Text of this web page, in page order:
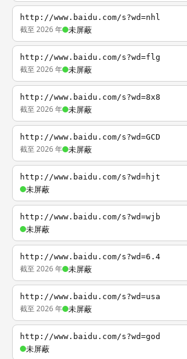
http://www.baidu.com/s?wd=nhl
截至 2026 年 未屏蔽
http://www.baidu.com/s?wd=flg
截至 2026 年 未屏蔽
http://www.baidu.com/s?wd=8x8
截至 2026 年 未屏蔽
http://www.baidu.com/s?wd=GCD
截至 2026 年 未屏蔽
http://www.baidu.com/s?wd=hjt
未屏蔽
http://www.baidu.com/s?wd=wjb
未屏蔽
http://www.baidu.com/s?wd=6.4
截至 2026 年 未屏蔽
http://www.baidu.com/s?wd=usa
截至 2026 年 未屏蔽
http://www.baidu.com/s?wd=god
未屏蔽